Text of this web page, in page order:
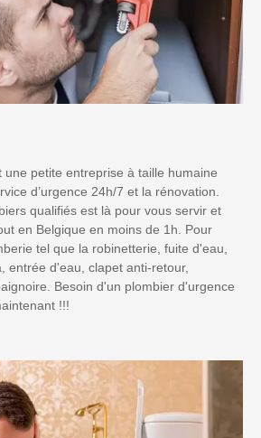
une petite entreprise à taille humaine
d’urgence 24h/7 et la rénovation.
qualifiés est là pour vous servir et
en Belgique en moins de 1h. Pour
tel que la robinetterie, fuite d'eau,
entrée d'eau, clapet anti-retour,
Besoin d'un plombier d'urgence
!!!